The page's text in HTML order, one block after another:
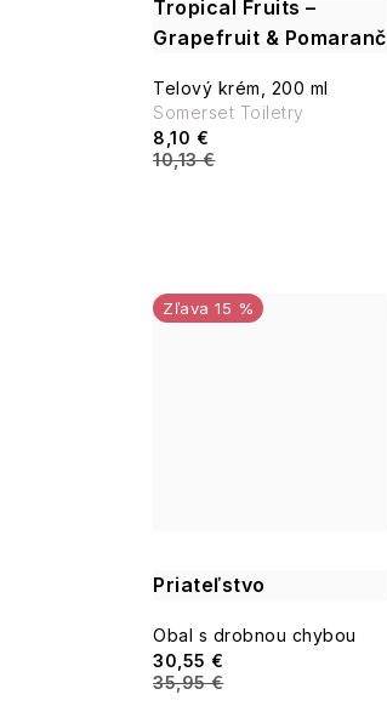
Tropical Fruits –
Grapefruit & Pomaranč
Telový krém, 200 ml
8,10 €
10,13 €
Somerset Toiletry
Priateľstvo
15 %
Obal s drobnou chybou
30,55 €
35,95 €